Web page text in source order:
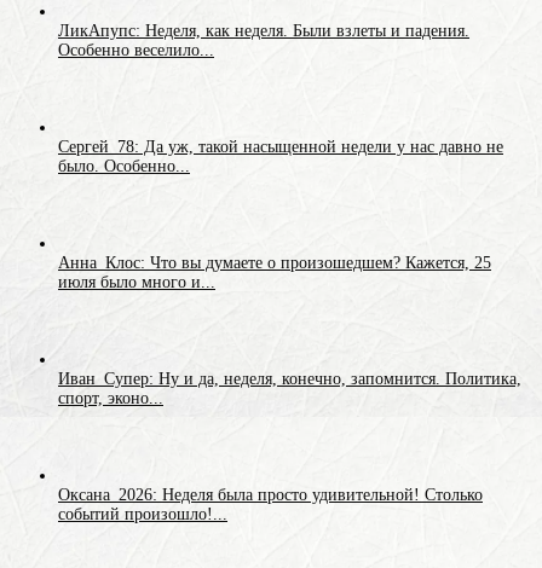
ЛикАпупс: Неделя, как неделя. Были взлеты и падения.
Особенно веселило...
Сергей_78: Да уж, такой насыщенной недели у нас давно не
было. Особенно...
Анна_Клос: Что вы думаете о произошедшем? Кажется, 25
июля было много и...
Иван_Супер: Ну и да, неделя, конечно, запомнится. Политика,
спорт, эконо...
Оксана_2026: Неделя была просто удивительной! Столько
событий произошло!...